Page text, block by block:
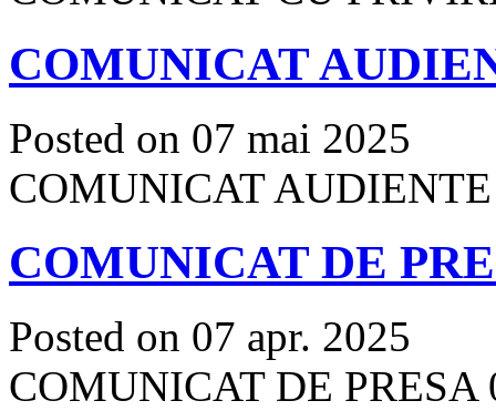
COMUNICAT
Posted on 07 mai 2025
COMUNICAT
COMUNICAT DE
Posted on 07 apr. 2025
COMUNICAT DE PRESA